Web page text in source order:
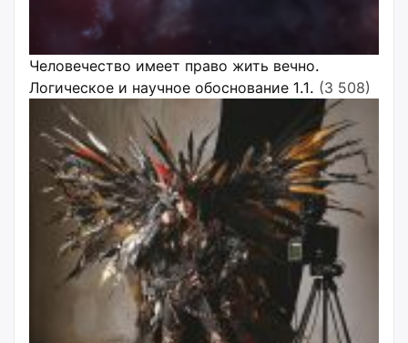
Человечество имеет право жить вечно.
Логическое и научное обоснование 1.1. (3 508)